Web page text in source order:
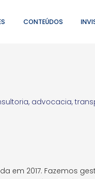
CONTEÚDOS
advocacia,
em 2017. Fazemos